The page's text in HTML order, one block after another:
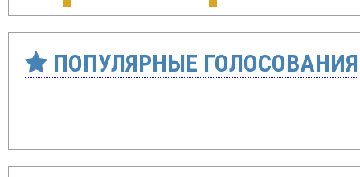
ПОПУЛЯРНЫЕ ГОЛОСОВАНИЯ